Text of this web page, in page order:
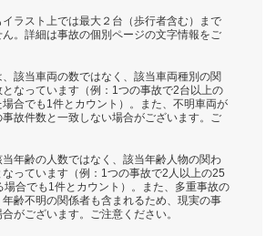
イラスト上では最大２台（歩行者含む）まで
。詳細は事故の個別ページの文字情報をご
、該当車両の数ではなく、該当車両種別の関
なっています（例：1つの事故で2台以上の
合でも1件とカウント）。また、不明車両が
故件数と一致しない場合がございます。ご
当年齢の人数ではなく、該当年齢人物の関わ
っています（例：1つの事故で2人以上の25
場合でも1件とカウント）。また、多重事故の
齢不明の関係者も含まれるため、現実の事
がございます。ご注意ください。